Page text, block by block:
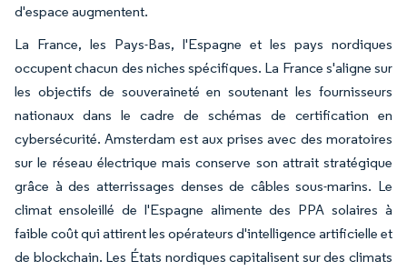
d'espace augmentent.
La France, les Pays-Bas, l'Espagne et les pays nordiques
occupent chacun des niches spécifiques. La France s'aligne sur
les objectifs de souveraineté en soutenant les fournisseurs
nationaux dans le cadre de schémas de certification en
cybersécurité. Amsterdam est aux prises avec des moratoires
sur le réseau électrique mais conserve son attrait stratégique
grâce à des atterrissages denses de câbles sous-marins. Le
climat ensoleillé de l'Espagne alimente des PPA solaires à
faible coût qui attirent les opérateurs d'intelligence artificielle et
de blockchain. Les États nordiques capitalisent sur des climats